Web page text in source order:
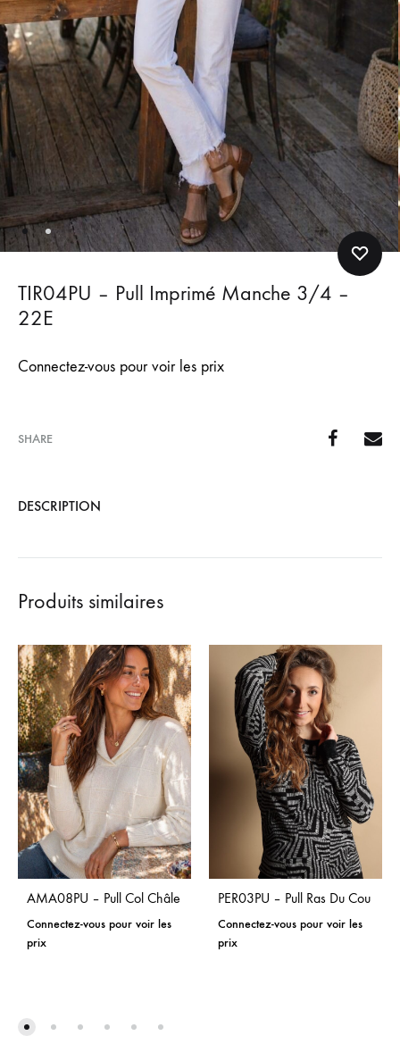
TIR04PU – Pull Imprimé Manche 3/4 –
22E
Connectez-vous pour voir les prix
SHARE
DESCRIPTION
Produits similaires
AMA08PU – Pull Col Châle
Connectez-vous pour voir les
prix
PER03PU – Pull Ras Du Cou
Connectez-vous pour voir les
prix